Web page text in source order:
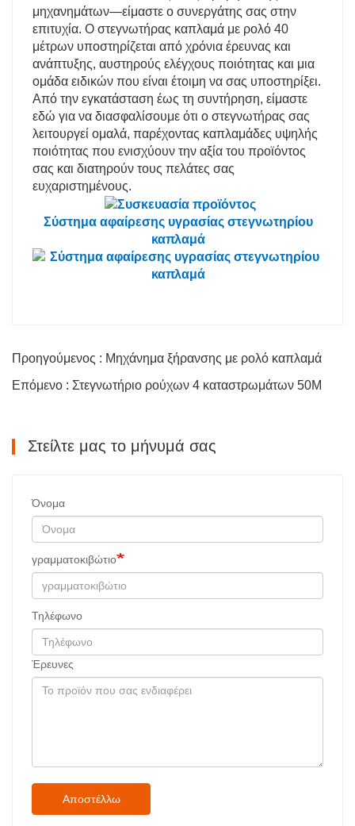
μηχανημάτων—είμαστε ο συνεργάτης σας στην
επιτυχία. Ο στεγνωτήρας καπλαμά με ρολό 40
μέτρων υποστηρίζεται από χρόνια έρευνας και
ανάπτυξης, αυστηρούς ελέγχους ποιότητας και μια
ομάδα ειδικών που είναι έτοιμη να σας υποστηρίξει.
Από την εγκατάσταση έως τη συντήρηση, είμαστε
εδώ για να διασφαλίσουμε ότι ο στεγνωτήρας σας
λειτουργεί ομαλά, παρέχοντας καπλαμάδες υψηλής
ποιότητας που ενισχύουν την αξία του προϊόντος
σας και διατηρούν τους πελάτες σας
ευχαριστημένους.
Σύστημα αφαίρεσης υγρασίας στεγνωτηρίου
καπλαμά
Προηγούμενος : Μηχάνημα ξήρανσης με ρολό καπλαμά
Επόμενο : Στεγνωτήριο ρούχων 4 καταστρωμάτων 50M
Στείλτε μας το μήνυμά σας
Όνομα
γραμματοκιβώτιο
Τηλέφωνο
Έρευνες
Αποστέλλω